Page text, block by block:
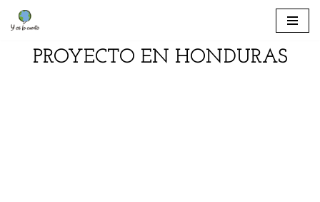
PROYECTO EN HONDURAS